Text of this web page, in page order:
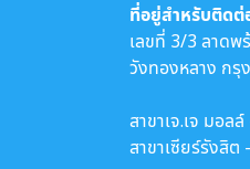
ที่อยู่สำหรับติดต่
เลขที่ 3/3 ลาดพ
วังทองหลาง กรุ
สาขาเจ.เจ มอล
สาขาเซียร์รังสิต